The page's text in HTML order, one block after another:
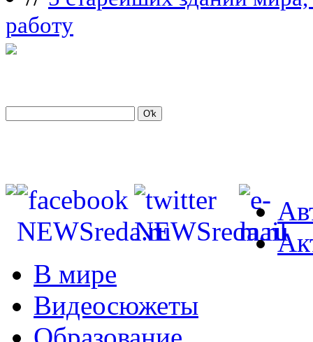
работу
В мире
Видеосюжеты